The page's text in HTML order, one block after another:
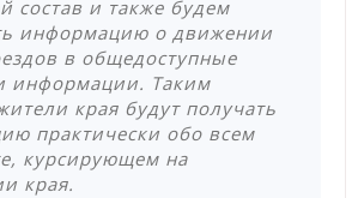
состав и также будем
информацию о движении
в общедоступные
информации. Таким
края будут получать
практически обо всем
курсирующем на
края.